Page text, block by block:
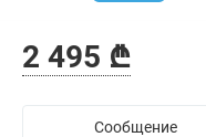
2 495 ₾
Сообщение